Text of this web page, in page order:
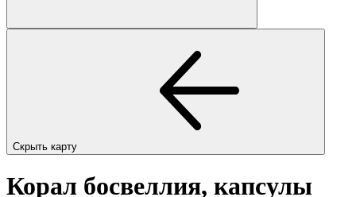
Скрыть карту
Корал босвеллия, капсулы